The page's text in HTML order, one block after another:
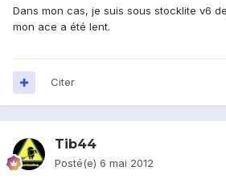
Dans mon cas, je suis sous stocklite v6
mon ace a été lent.
Citer
Tib44
Posté(e) 6 mai 2012